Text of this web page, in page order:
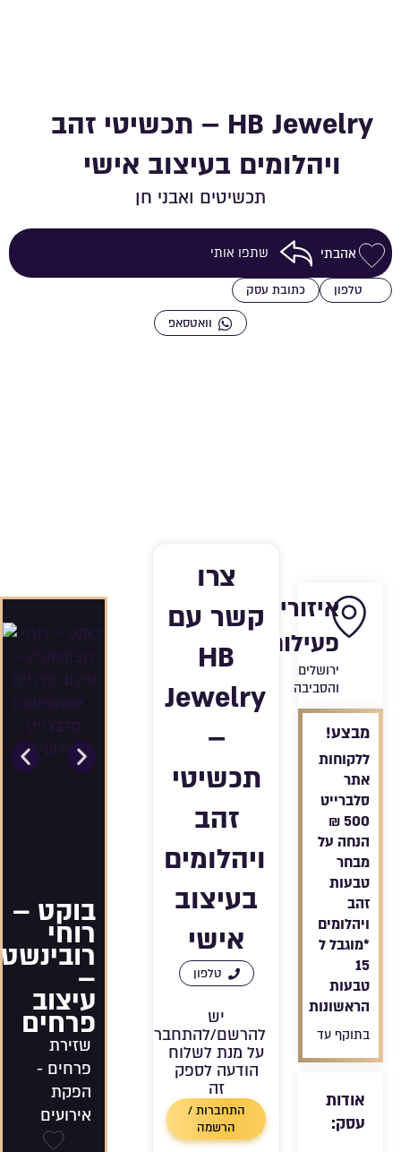
HB Jewelry – תכשיטי זהב
ויהלומים בעיצוב אישי
תכשיטים ואבני חן
טלפון כתובת עסק
שמירה ברשימת מועדפים
אהבתי שתפו אותי
וואטסאפ
בוקט –
רוחי
–
עיצוב
פרחים
שזירת
פרחים -
הפקת
אירועים
איזורי
פעילות:
ירושלים
והסביבה
מבצע!
ללקוחות
אתר
סלברייט
500 ₪
הנחה על
מבחר
טבעות
זהב
ויהלומים
*מוגבל ל
15
טבעות
הראשונות
בתוקף עד
אודות
עסק:
צרו
קשר עם
HB
Jewelry
–
תכשיטי
זהב
ויהלומים
בעיצוב
אישי
טלפון
יש
להרשם/להתחבר
על מנת לשלוח
הודעה לספק
זה
התחברות /
הרשמה